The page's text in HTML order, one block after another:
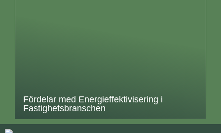
Fördelar med Energieffektivisering i
Fastighetsbranschen